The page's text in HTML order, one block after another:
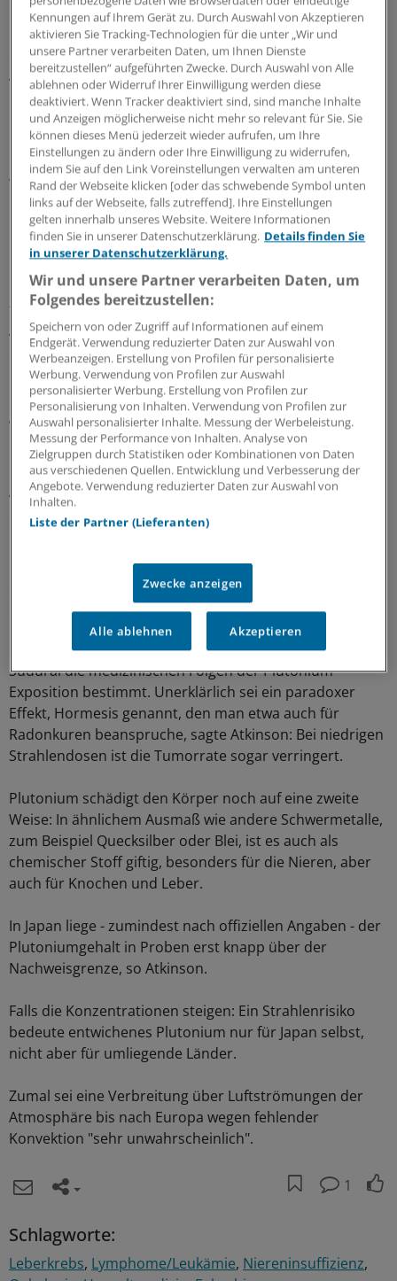
Hornschicht abgeschirmt werden.
Schlimmer wirkt es sich aus, wenn Plutonium mit der
Atemluft, mit der Nahrung oder über Wunden in den
Körper gelangt: Denn dann sind die Zellen den Strahlen
ungeschützt ausgesetzt.
Dieses inkorporierte Plutonium kann schon in
winzigsten Mengen Unheil anrichten. Nach dem
Einatmen von nur 50 mg stirbt bereits jeder zweite
Mensch sofort.
Inhaliertes Plutonium bleibt bis zu Jahrzehnten in der
Lunge. Allerdings, erläuterte Atkinson, habe sich eine
frühere These nicht bestätigt: Demnach sollte es für die
Alveolen besonders kritisch sein, weil unlösliche Partikel
dort zu stark strahlenden "hot spots" verklumpen.
Mit Lebensmitteln aufgenommenes Plutonium wird zum
größten Teil wieder ausgeschieden, nur etwa 0,05
Prozent gehen - je nach Alter - ins Blut über, bei
Kleinkindern kann es jedoch ums Zehnfache mehr sein.
Von der Lunge oder vom Magen-Darm-Trakt aus verteilt
sich das silbrige Metall, gebunden an Proteine des
Knochen, Leber und den Lymphknoten an. Die Folge: ein
erhöhtes Risiko für Lungen-, Knochen- und Leberkrebs
sowie Leukämie.
Derzeit werden in einem internationalen Projekt im
Südural die medizinischen Folgen der Plutonium-
Exposition bestimmt. Unerklärlich sei ein paradoxer
Effekt, Hormesis genannt, den man etwa auch für
Radonkuren beanspruche, sagte Atkinson: Bei niedrigen
Strahlendosen ist die Tumorrate sogar verringert.
Plutonium schädigt den Körper noch auf eine zweite
Weise: In ähnlichem Ausmaß wie andere Schwermetalle,
zum Beispiel Quecksilber oder Blei, ist es auch als
chemischer Stoff giftig, besonders für die Nieren, aber
auch für Knochen und Leber.
In Japan liege - zumindest nach offiziellen Angaben - der
Plutoniumgehalt in Proben erst knapp über der
Nachweisgrenze, so Atkinson.
Falls die Konzentrationen steigen: Ein Strahlenrisiko
bedeute entwichenes Plutonium nur für Japan selbst,
nicht aber für umliegende Länder.
Zumal sei eine Verbreitung über Luftströmungen der
Atmosphäre bis nach Europa wegen fehlender
Konvektion "sehr unwahrscheinlich".
1
Schlagworte:
Leberkrebs Lymphome/Leukämie Niereninsuffizienz
Kennungen auf Ihrem Gerät zu. Durch Auswahl von Akzeptieren
aktivieren Sie Tracking-Technologien für die unter „Wir und
unsere Partner verarbeiten Daten, um Ihnen Dienste
bereitzustellen“ aufgeführten Zwecke. Durch Auswahl von Alle
ablehnen oder Widerruf Ihrer Einwilligung werden diese
deaktiviert. Wenn Tracker deaktiviert sind, sind manche Inhalte
und Anzeigen möglicherweise nicht mehr so relevant für Sie. Sie
können dieses Menü jederzeit wieder aufrufen, um Ihre
Einstellungen zu ändern oder Ihre Einwilligung zu widerrufen,
indem Sie auf den Link Voreinstellungen verwalten am unteren
Rand der Webseite klicken [oder das schwebende Symbol unten
links auf der Webseite, falls zutreffend]. Ihre Einstellungen
gelten innerhalb unseres Website. Weitere Informationen
finden Sie in unserer Datenschutzerklärung. Details finden Sie
in unserer Datenschutzerklärung.
Wir und unsere Partner verarbeiten Daten, um
Folgendes bereitzustellen:
Speichern von oder Zugriff auf Informationen auf einem
Endgerät. Verwendung reduzierter Daten zur Auswahl von
Werbeanzeigen. Erstellung von Profilen für personalisierte
Werbung. Verwendung von Profilen zur Auswahl
personalisierter Werbung. Erstellung von Profilen zur
Personalisierung von Inhalten. Verwendung von Profilen zur
Auswahl personalisierter Inhalte. Messung der Werbeleistung.
Messung der Performance von Inhalten. Analyse von
Zielgruppen durch Statistiken oder Kombinationen von Daten
aus verschiedenen Quellen. Entwicklung und Verbesserung der
Angebote. Verwendung reduzierter Daten zur Auswahl von
Inhalten.
Liste der Partner (Lieferanten)
Zwecke anzeigen
Alle ablehnen Akzeptieren